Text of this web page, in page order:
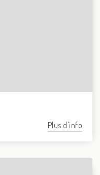
Plus d'info